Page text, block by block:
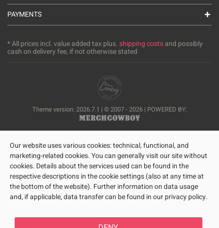
PAYMENTS
* All prices incl. value added tax plus.shipping costsand possibly
cash on delivery fee, if not otherwise stated
Theme version: 2026.7.1 | © 2007 - 2026 | POWERED BY:
Our website uses various cookies: technical, functional, and
marketing-related cookies. You can generally visit our site without
cookies. Details about the services used can be found in the
respective descriptions in the cookie settings (also at any time at
the bottom of the website). Further information on data usage
and, if applicable, data transfer can be found in our privacy policy.